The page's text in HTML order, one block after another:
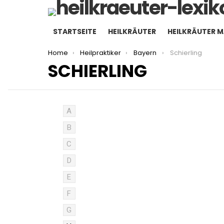
STARTSEITE HEILKRÄUTER HEILKRÄUTER
You are here:
Home Heilpraktiker Bayern Schierling
SCHIERLING
A
B
C
D
E
F
G